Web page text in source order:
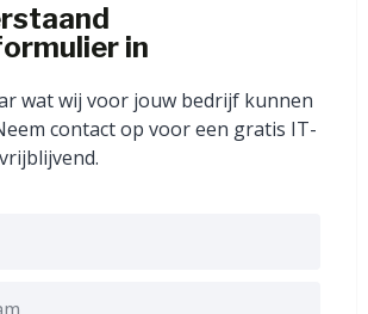
in
wat wij voor jouw bedrijf kunnen
contact op voor een gratis IT-